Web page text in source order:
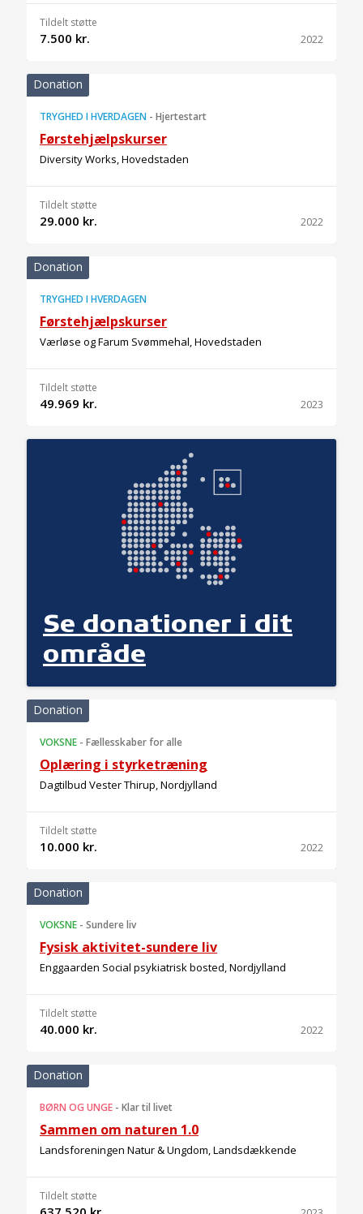
Se donationer i dit
område
Tildelt støtte
7.500 kr. 2022
Donation
TRYGHED I HVERDAGEN - Hjertestart
Førstehjælpskurser
Diversity Works, Hovedstaden
Tildelt støtte
29.000 kr. 2022
Donation
TRYGHED I HVERDAGEN
Førstehjælpskurser
Værløse og Farum Svømmehal, Hovedstaden
Tildelt støtte
49.969 kr. 2023
Donation
VOKSNE - Fællesskaber for alle
Oplæring i styrketræning
Dagtilbud Vester Thirup, Nordjylland
Tildelt støtte
10.000 kr. 2022
Donation
VOKSNE - Sundere liv
Fysisk aktivitet-sundere liv
Enggaarden Social psykiatrisk bosted, Nordjylland
Tildelt støtte
40.000 kr. 2022
Donation
BØRN OG UNGE - Klar til livet
Sammen om naturen 1.0
Landsforeningen Natur & Ungdom, Landsdækkende
Tildelt støtte